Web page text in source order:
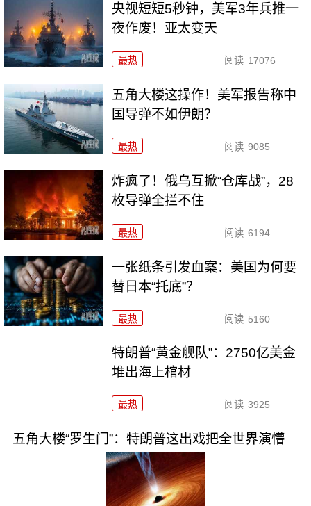
央视短短5秒钟，美军3年兵推一
夜作废！亚太变天
最热 阅读 17076
五角大楼这操作！美军报告称中
国导弹不如伊朗？
最热 阅读 9085
炸疯了！俄乌互掀“仓库战”，28
枚导弹全拦不住
最热 阅读 6194
一张纸条引发血案：美国为何要
替日本“托底”？
最热 阅读 5160
特朗普“黄金舰队”：2750亿美金
堆出海上棺材
最热 阅读 3925
五角大楼“罗生门”：特朗普这出戏把全世界演懵